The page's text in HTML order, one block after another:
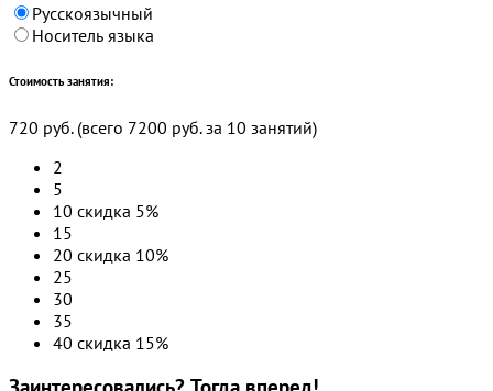
Русскоязычный
Носитель языка
Стоимость занятия:
720 руб. (всего 7200 руб.за 10 занятий)
2
5
10 скидка 5%
15
20 скидка 10%
25
30
35
40 скидка 15%